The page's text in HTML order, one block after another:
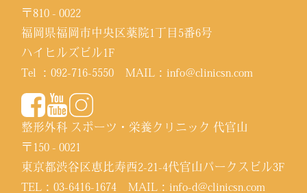
〒810 - 0022
福岡県福岡市中央区薬院1丁目5番6号
ハイヒルズビル1F
Tel ：092-716-5550 MAIL：info@clinicsn.com
整形外科 スポーツ・栄養クリニック 代官山
〒150 - 0021
東京都渋谷区恵比寿西2-21-4代官山パークスビル3F
TEL：03-6416-1674 MAIL：info-d@clinicsn.com